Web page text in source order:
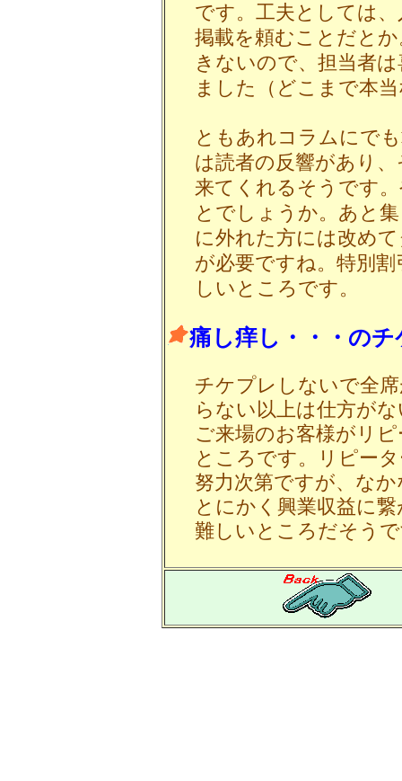
です。工夫としては
掲載を頼むことだと
きないので、担当者
ました（どこまで本
ともあれコラムにで
は読者の反響があり
来てくれるそうです
とでしょうか。あと
に外れた方には改め
が必要ですね。特別
しいところです。
痛し痒し・・・のチ
チケプレしないで全
らない以上は仕方が
ご来場のお客様がリ
ところです。リピー
努力次第ですが、な
とにかく興業収益に
難しいところだそう